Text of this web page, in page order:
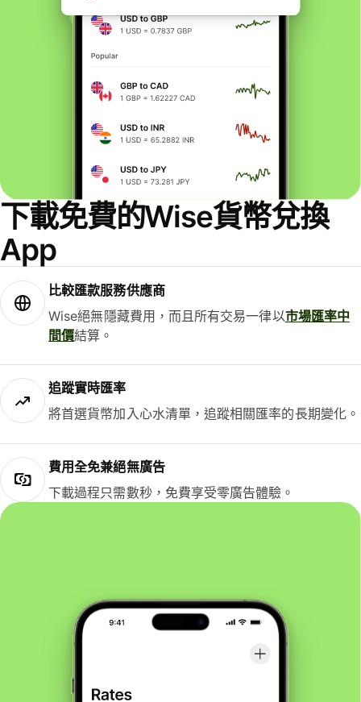
下載免費的Wise貨幣兌換
App
比較匯款服務供應商
Wise絕無隱藏費用，而且所有交易一律以市場匯率中
間價結算。
追蹤實時匯率
將首選貨幣加入心水清單，追蹤相關匯率的長期變化。
費用全免兼絕無廣告
下載過程只需數秒，免費享受零廣告體驗。